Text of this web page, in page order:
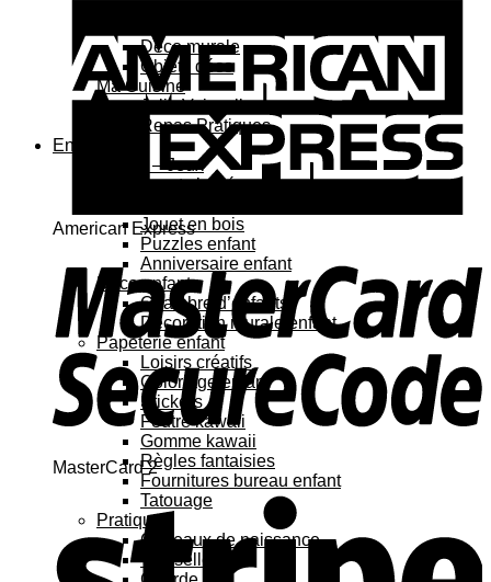
American Express
MasterCard 2
Déco murale
Objets déco
Ma Cuisine
Jolie Vaisselle
Repas Pratiques
Enfant
Jouets – Jeux
Jouets bébé
Jouet en bois
Puzzles enfant
Anniversaire enfant
Déco enfant
Chambre d’enfants
Décoration murale enfant
Papeterie enfant
Loisirs créatifs
Coloriage enfant
Stickers
Feutre kawaii
Gomme kawaii
Règles fantaisies
Fournitures bureau enfant
Tatouage
Pratique
Cadeaux de naissance
Vaisselle